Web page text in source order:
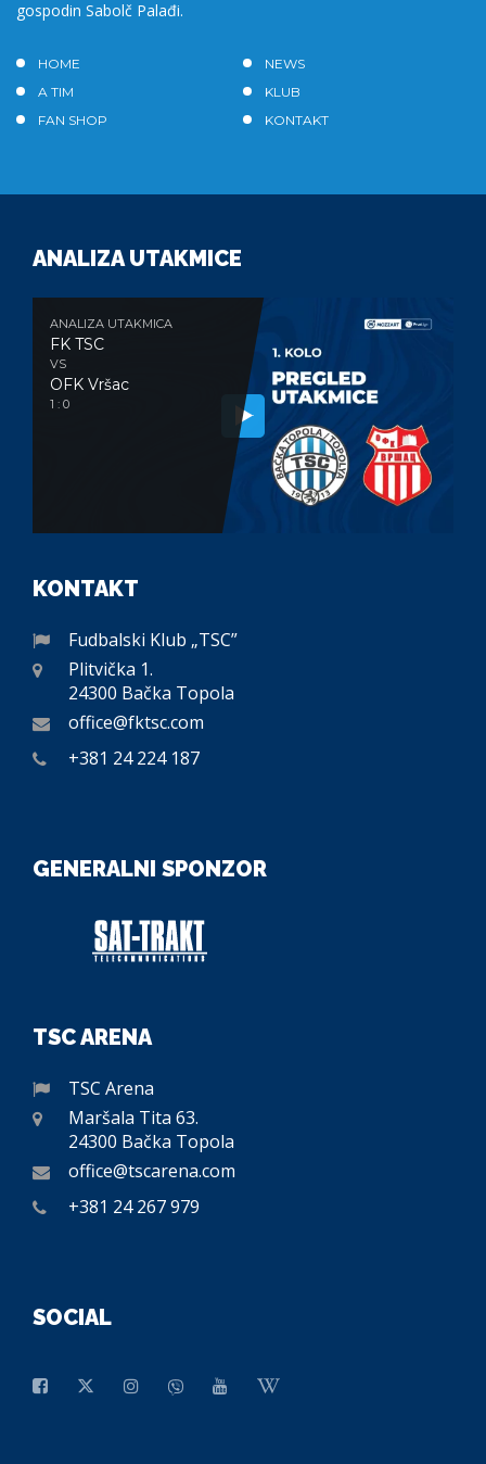
gospodin Sabolč Palađi.
HOME
NEWS
A TIM
KLUB
FAN SHOP
KONTAKT
ANALIZA UTAKMICE
ANALIZA UTAKMICA
FK TSC
VS
OFK Vršac
1 : 0
KONTAKT
Fudbalski Klub „TSC”
Plitvička 1.
24300 Bačka Topola
office@fktsc.com
+381 24 224 187
GENERALNI SPONZOR
TSC ARENA
TSC Arena
Maršala Tita 63.
24300 Bačka Topola
office@tscarena.com
+381 24 267 979
SOCIAL